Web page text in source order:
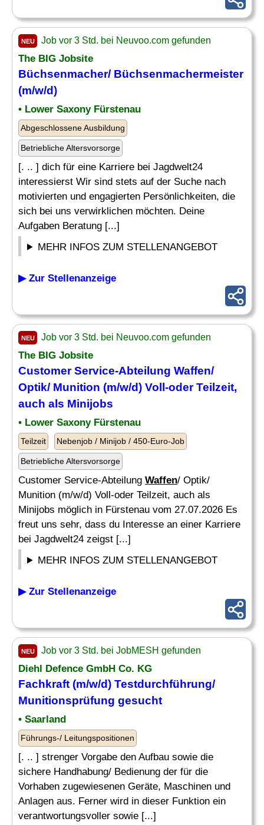
NEU Job vor 3 Std. bei Neuvoo.com gefunden
The BIG Jobsite
Büchsenmacher/ Büchsenmachermeister
(m/w/d)
• Lower Saxony Fürstenau
Abgeschlossene Ausbildung
Betriebliche Altersvorsorge
[. .. ] dich für eine Karriere bei Jagdwelt24
interessierst Wir sind stets auf der Suche nach
motivierten und engagierten Persönlichkeiten, die
sich bei uns verwirklichen möchten. Deine
Aufgaben Beratung [...]
MEHR INFOS ZUM STELLENANGEBOT
▶ Zur Stellenanzeige
NEU Job vor 3 Std. bei Neuvoo.com gefunden
The BIG Jobsite
Customer Service-Abteilung Waffen/
Optik/ Munition (m/w/d) Voll-oder Teilzeit,
auch als Minijobs
• Lower Saxony Fürstenau
Teilzeit Nebenjob / Minijob / 450-Euro-Job
Betriebliche Altersvorsorge
Customer Service-Abteilung Waffen/ Optik/
Munition (m/w/d) Voll-oder Teilzeit, auch als
Minijobs möglich in Fürstenau vom 27.07.2026 Es
freut uns sehr, dass du Interesse an einer Karriere
bei Jagdwelt24 zeigst [...]
MEHR INFOS ZUM STELLENANGEBOT
▶ Zur Stellenanzeige
NEU Job vor 3 Std. bei JobMESH gefunden
Diehl Defence GmbH Co. KG
Fachkraft (m/w/d) Testdurchführung/
Munitionsprüfung gesucht
• Saarland
Führungs-/ Leitungspositionen
[. .. ] strenger Vorgabe den Aufbau sowie die
sichere Handhabung/ Bedienung der für die
Vorhaben zugewiesenen Geräte, Maschinen und
Anlagen aus. Ferner wird in dieser Funktion ein
verantwortungsvoller sowie [...]